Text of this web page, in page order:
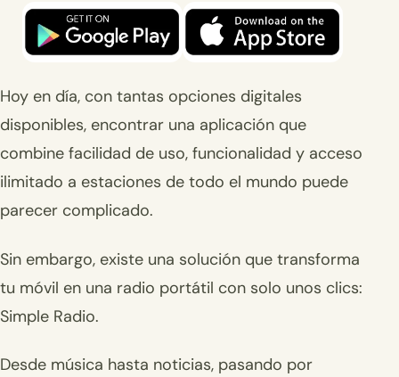
Hoy en día, con tantas opciones digitales
disponibles, encontrar una aplicación que
combine facilidad de uso, funcionalidad y acceso
ilimitado a estaciones de todo el mundo puede
parecer complicado.
Sin embargo, existe una solución que transforma
tu móvil en una radio portátil con solo unos clics:
Simple Radio.
Desde música hasta noticias, pasando por